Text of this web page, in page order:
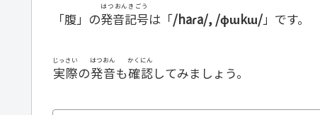
「腹」の発音記号
はつおんきごう
は「/haɾa/, /ɸɯkɯ/」です。
実際
じっさい
の発音
はつおん
も確認
かくにん
してみましょう。